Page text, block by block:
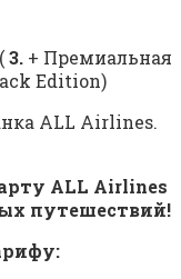
(3. + Премиальная
Edition)
ALL Airlines
путешествий!